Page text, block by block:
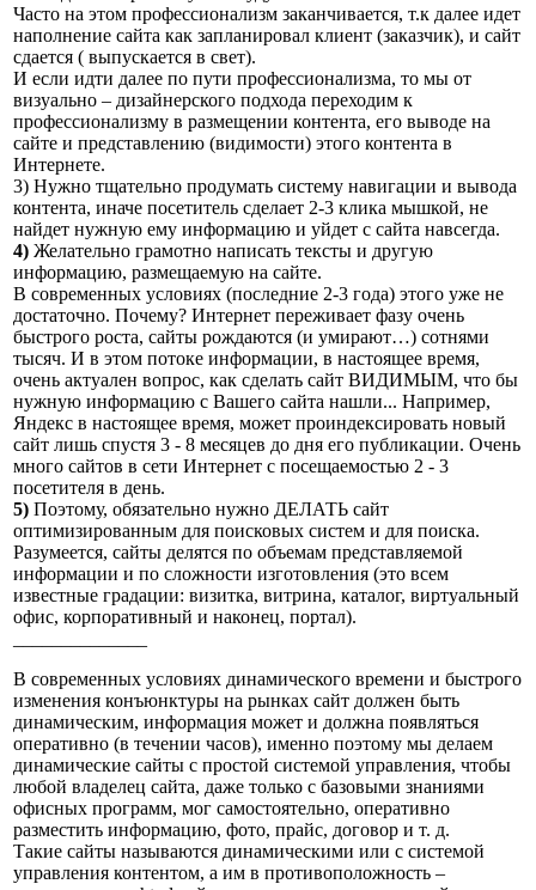
Часто на этом профессионализм заканчивается, т.к далее идет
наполнение сайта как запланировал клиент (заказчик), и сайт
сдается ( выпускается в свет).
И если идти далее по пути профессионализма, то мы от
визуально – дизайнерского подхода переходим к
профессионализму в размещении контента, его выводе на
сайте и представлению (видимости) этого контента в
Интернете.
3) Нужно тщательно продумать систему навигации и вывода
контента, иначе посетитель сделает 2-3 клика мышкой, не
найдет нужную ему информацию и уйдет с сайта навсегда.
4) Желательно грамотно написать тексты и другую
информацию, размещаемую на сайте.
В современных условиях (последние 2-3 года) этого уже не
достаточно. Почему? Интернет переживает фазу очень
быстрого роста, сайты рождаются (и умирают…) сотнями
тысяч. И в этом потоке информации, в настоящее время,
очень актуален вопрос, как сделать сайт ВИДИМЫМ, что бы
нужную информацию с Вашего сайта нашли... Например,
Яндекс в настоящее время, может проиндексировать новый
сайт лишь спустя 3 - 8 месяцев до дня его публикации. Очень
много сайтов в сети Интернет с посещаемостью 2 - 3
посетителя в день.
5) Поэтому, обязательно нужно ДЕЛАТЬ сайт
оптимизированным для поисковых систем и для поиска.
Разумеется, сайты делятся по объемам представляемой
информации и по сложности изготовления (это всем
известные градации: визитка, витрина, каталог, виртуальный
офис, корпоративный и наконец, портал).
В современных условиях динамического времени и быстрого
изменения конъюнктуры на рынках сайт должен быть
динамическим, информация может и должна появляться
оперативно (в течении часов), именно поэтому мы делаем
динамические сайты с простой системой управления, чтобы
любой владелец сайта, даже только с базовыми знаниями
офисных программ, мог самостоятельно, оперативно
разместить информацию, фото, прайс, договор и т. д.
Такие сайты называются динамическими или с системой
управления контентом, а им в противоположность –